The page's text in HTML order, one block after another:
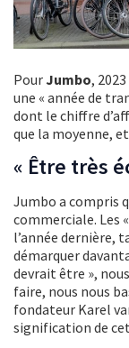
PourJumbo,
une « année de
dont le chiffre
que la moyenne,
« Être très
Jumbo a compris
commerciale. Les
l’année dernière,
démarquer
devrait être »,
faire, nous nous
fondateur Karel
signification de